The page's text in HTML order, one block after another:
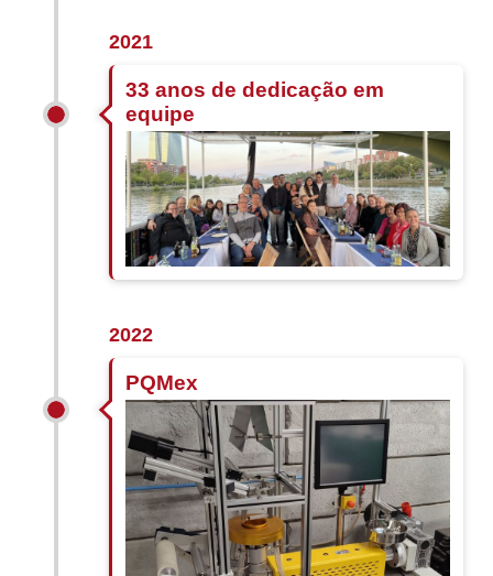
2021
33 anos de dedicação em
equipe
2022
PQMex